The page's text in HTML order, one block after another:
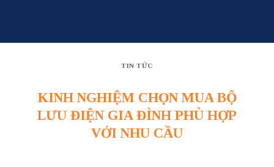
TIN TỨC
KINH NGHIỆM CHỌN MUA BỘ
LƯU ĐIỆN GIA ĐÌNH PHÙ HỢP
VỚI NHU CẦU